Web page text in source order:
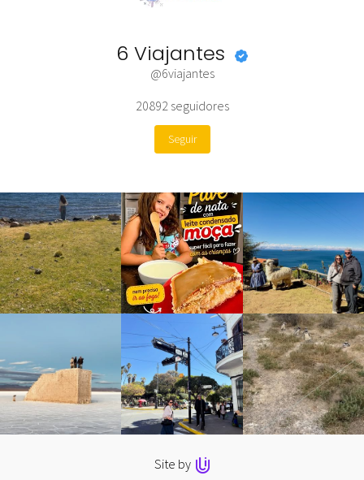
6 Viajantes
@6viajantes
20892 seguidores
Seguir
Site by